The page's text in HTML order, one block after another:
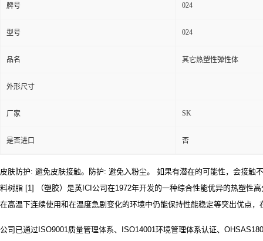
牌号 024
型号 024
品名 其它热塑性弹性体
外形尺寸
厂家 SK
是否进口 否
皮肤防护: 避免皮肤接触。防护: 避免入粉尘。 如果有潜在的可能性，会接
料树脂 [1] （塑胶）是英ICI公司在1972年开发的一种综合性能优异的热塑性
在高温下连续使用和在温度急剧变化的环境中仍能保持性能稳定等突出优点
公司已通过ISO9001质量管理体系、ISO14001环境管理体系认证、